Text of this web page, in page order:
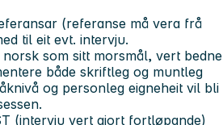
(referanse må vera frå
til eit evt. intervju.
som sitt morsmål, vert bedne
både skriftleg og muntleg
og personleg eigneheit vil bli
(intervju vert gjort fortløpande)